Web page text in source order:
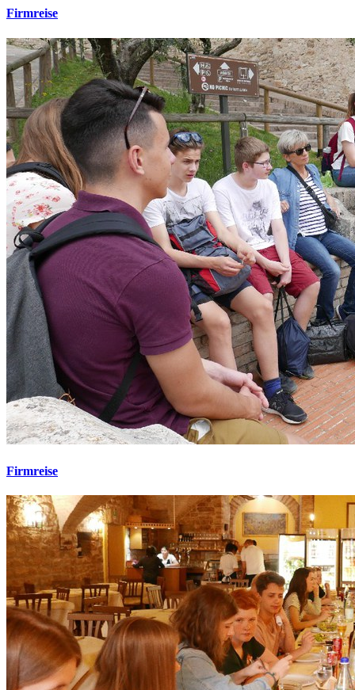
Firmreise
Firmreise